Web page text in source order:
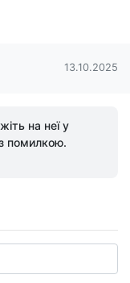
13.10.2025
на неї у
помилкою.